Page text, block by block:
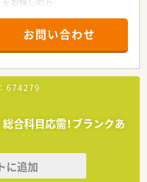
お問い合わせ
674279
合科目応需！ブランクあ
に追加